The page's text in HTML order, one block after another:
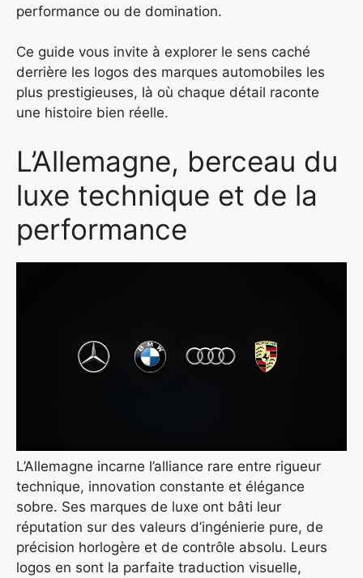
performance ou de domination.
Ce guide vous invite à explorer le sens caché
derrière les logos des marques automobiles les
plus prestigieuses, là où chaque détail raconte
une histoire bien réelle.
L’Allemagne, berceau du
luxe technique et de la
performance
L’Allemagne incarne l’alliance rare entre rigueur
technique, innovation constante et élégance
sobre. Ses marques de luxe ont bâti leur
réputation sur des valeurs d’ingénierie pure, de
précision horlogère et de contrôle absolu. Leurs
logos en sont la parfaite traduction visuelle,